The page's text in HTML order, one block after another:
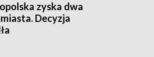
zyska dwa
Decyzja